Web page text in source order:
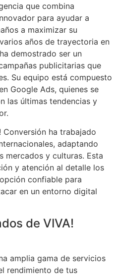
que combina
para ayudar a
a maximizar su
años de trayectoria en
demostrado ser un
publicitarias que
Su equipo está compuesto
Google Ads, quienes se
las últimas tendencias y
Conversión ha trabajado
adaptando
mercados y culturas. Esta
y atención al detalle los
confiable para
en un entorno digital
de VIVA!
amplia gama de servicios
rendimiento de tus